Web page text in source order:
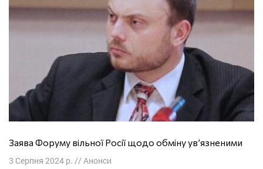
Заява Форуму вільної Росії щодо обміну ув’язненими
3 Серпня 2024 р. // Анонси